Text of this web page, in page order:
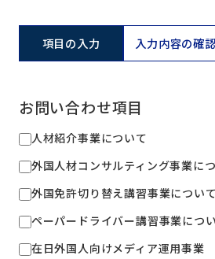
在日外国人向けメディア運
Company
項目の入力 入力内容の確認
お問い合わせ項目
人材紹介事業について
外国人材コンサルティング事業に
外国免許切り替え講習事業について
ペーパードライバー講習事業につ
在日外国人向けメディア運用事業